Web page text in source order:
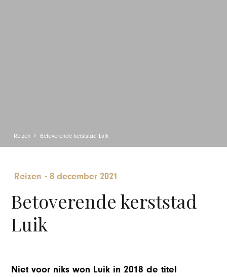
Reizen Betoverende kerststad Luik
Reizen -8 december 2021
Betoverende kerststad
Luik
Niet voor niks won Luik in 2018 de titel